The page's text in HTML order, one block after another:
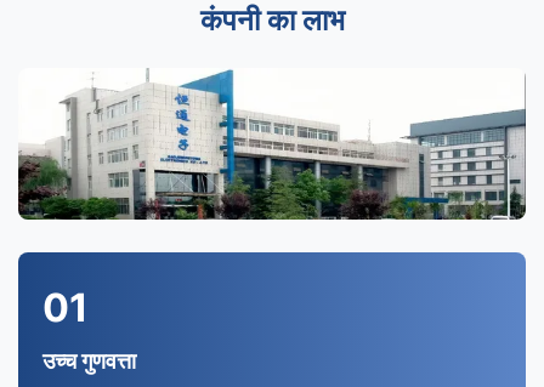
कंपनी का लाभ
01
उच्च गुणवत्ता